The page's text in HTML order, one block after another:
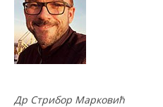
Др Стрибор Марковић